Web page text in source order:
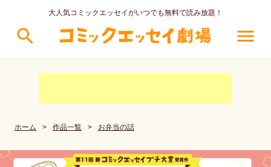
大人気コミックエッセイがいつでも無料で読み放題！
search menu
ホーム > 作品一覧 > お弁当の話